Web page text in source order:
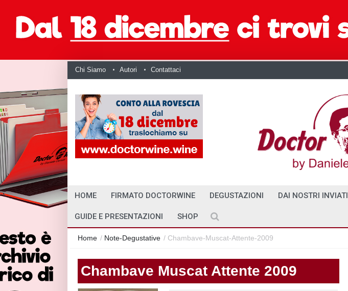
Chi Siamo Autori Contattaci
HOME FIRMATO DOCTORWINE DEGUSTAZIONI DAI NOSTRI INVIATI
GUIDE E PRESENTAZIONI SHOP
Home / Note-Degustative / Chambave-Muscat-Attente-2009
Chambave Muscat Attente 2009